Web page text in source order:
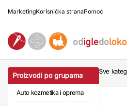
MarketingKorisnička stranaPomoć
Proizvodi po grupama
Auto kozmetika i oprema
Sve